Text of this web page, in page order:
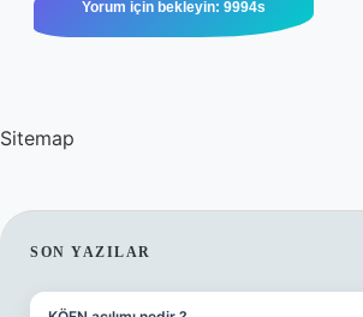
Sitemap
SIDEBAR
SON YAZILAR